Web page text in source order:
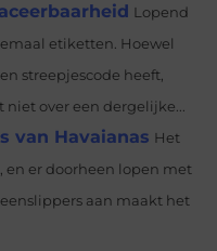
Lopend
etiketten. Hoewel
streepjescode heeft,
over een dergelijke...
van Havaianas Het
en er doorheen lopen met
aan maakt het